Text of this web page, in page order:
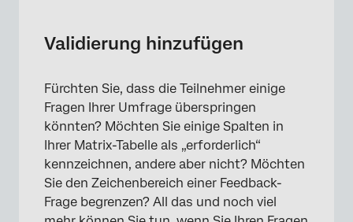
Validierung hinzufügen
Fürchten Sie, dass die Teilnehmer einige
Fragen Ihrer Umfrage überspringen
könnten? Möchten Sie einige Spalten in
Ihrer Matrix-Tabelle als „erforderlich“
kennzeichnen, andere aber nicht? Möchten
Sie den Zeichenbereich einer Feedback-
Frage begrenzen? All das und noch viel